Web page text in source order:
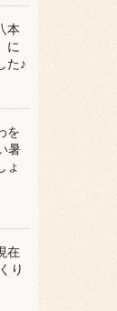
本
に
た♪
を
暑
ょ
在
り